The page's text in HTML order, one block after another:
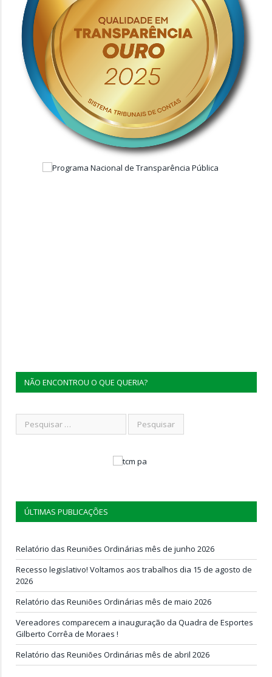
NÃO ENCONTROU O QUE QUERIA?
ÚLTIMAS PUBLICAÇÕES
Relatório das Reuniões Ordinárias mês de junho 2026
Recesso legislativo! Voltamos aos trabalhos dia 15 de agosto de
2026
Relatório das Reuniões Ordinárias mês de maio 2026
Vereadores comparecem a inauguração da Quadra de Esportes
Gilberto Corrêa de Moraes !
Relatório das Reuniões Ordinárias mês de abril 2026